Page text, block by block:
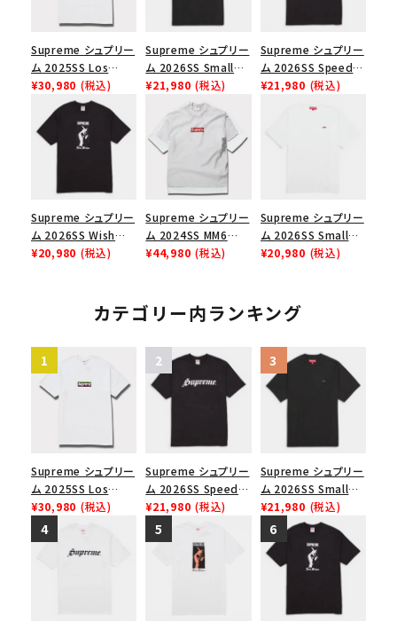
Supreme シュプリー
ム 2025SS Los
Angeles Fire Relief
Box Logo Tee ファ
イヤーリリーフボック
スロゴTシャツ ホワ
¥30,980 (税込)
Supreme シュプリー
ム 2026SS Small
Box Tee スモールボ
ックスTシャツ ブラッ
¥21,980 (税込)
Supreme シュプリー
ム 2026SS Speed
Tee スピードTシャツ
¥21,980 (税込)
Supreme シュプリー
ム 2026SS Wish
Tee ウィッシュTシ
¥20,980 (税込)
Supreme シュプリー
ム 2024SS MM6
Maison Margiela
クスロゴTシャツ ホ
ワイト 白
¥44,980 (税込)
Supreme シュプリー
ム 2026SS Small
Box Tee スモールボ
¥20,980 (税込)
カテゴリー内ランキング
Supreme シュプリー
ム 2025SS Los
Angeles Fire Relief
Box Logo Tee ファ
イヤーリリーフボック
スロゴTシャツ ホワ
¥30,980 (税込)
Supreme シュプリー
ム 2026SS Speed
Tee スピードTシャツ
ブラック
¥21,980 (税込)
Supreme シュプリー
ム 2026SS Small
Box Tee スモールボ
ックスTシャツ ブラッ
ク
¥21,980 (税込)